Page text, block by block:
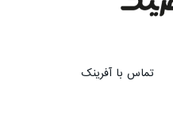
تماس با آفرینک